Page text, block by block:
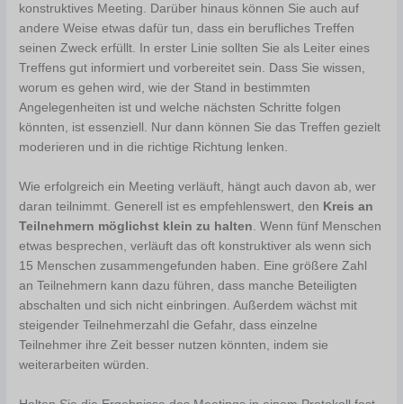
konstruktives Meeting. Darüber hinaus können Sie auch auf
andere Weise etwas dafür tun, dass ein berufliches Treffen
seinen Zweck erfüllt. In erster Linie sollten Sie als Leiter eines
Treffens gut informiert und vorbereitet sein. Dass Sie wissen,
worum es gehen wird, wie der Stand in bestimmten
Angelegenheiten ist und welche nächsten Schritte folgen
könnten, ist essenziell. Nur dann können Sie das Treffen gezielt
moderieren und in die richtige Richtung lenken.
Wie erfolgreich ein Meeting verläuft, hängt auch davon ab, wer
daran teilnimmt. Generell ist es empfehlenswert, den Kreis an
Teilnehmern möglichst klein zu halten . Wenn fünf Menschen
etwas besprechen, verläuft das oft konstruktiver als wenn sich
15 Menschen zusammengefunden haben. Eine größere Zahl
an Teilnehmern kann dazu führen, dass manche Beteiligten
abschalten und sich nicht einbringen. Außerdem wächst mit
steigender Teilnehmerzahl die Gefahr, dass einzelne
Teilnehmer ihre Zeit besser nutzen könnten, indem sie
weiterarbeiten würden.